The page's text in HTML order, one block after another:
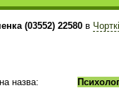
(03552) 22580 в
назва: